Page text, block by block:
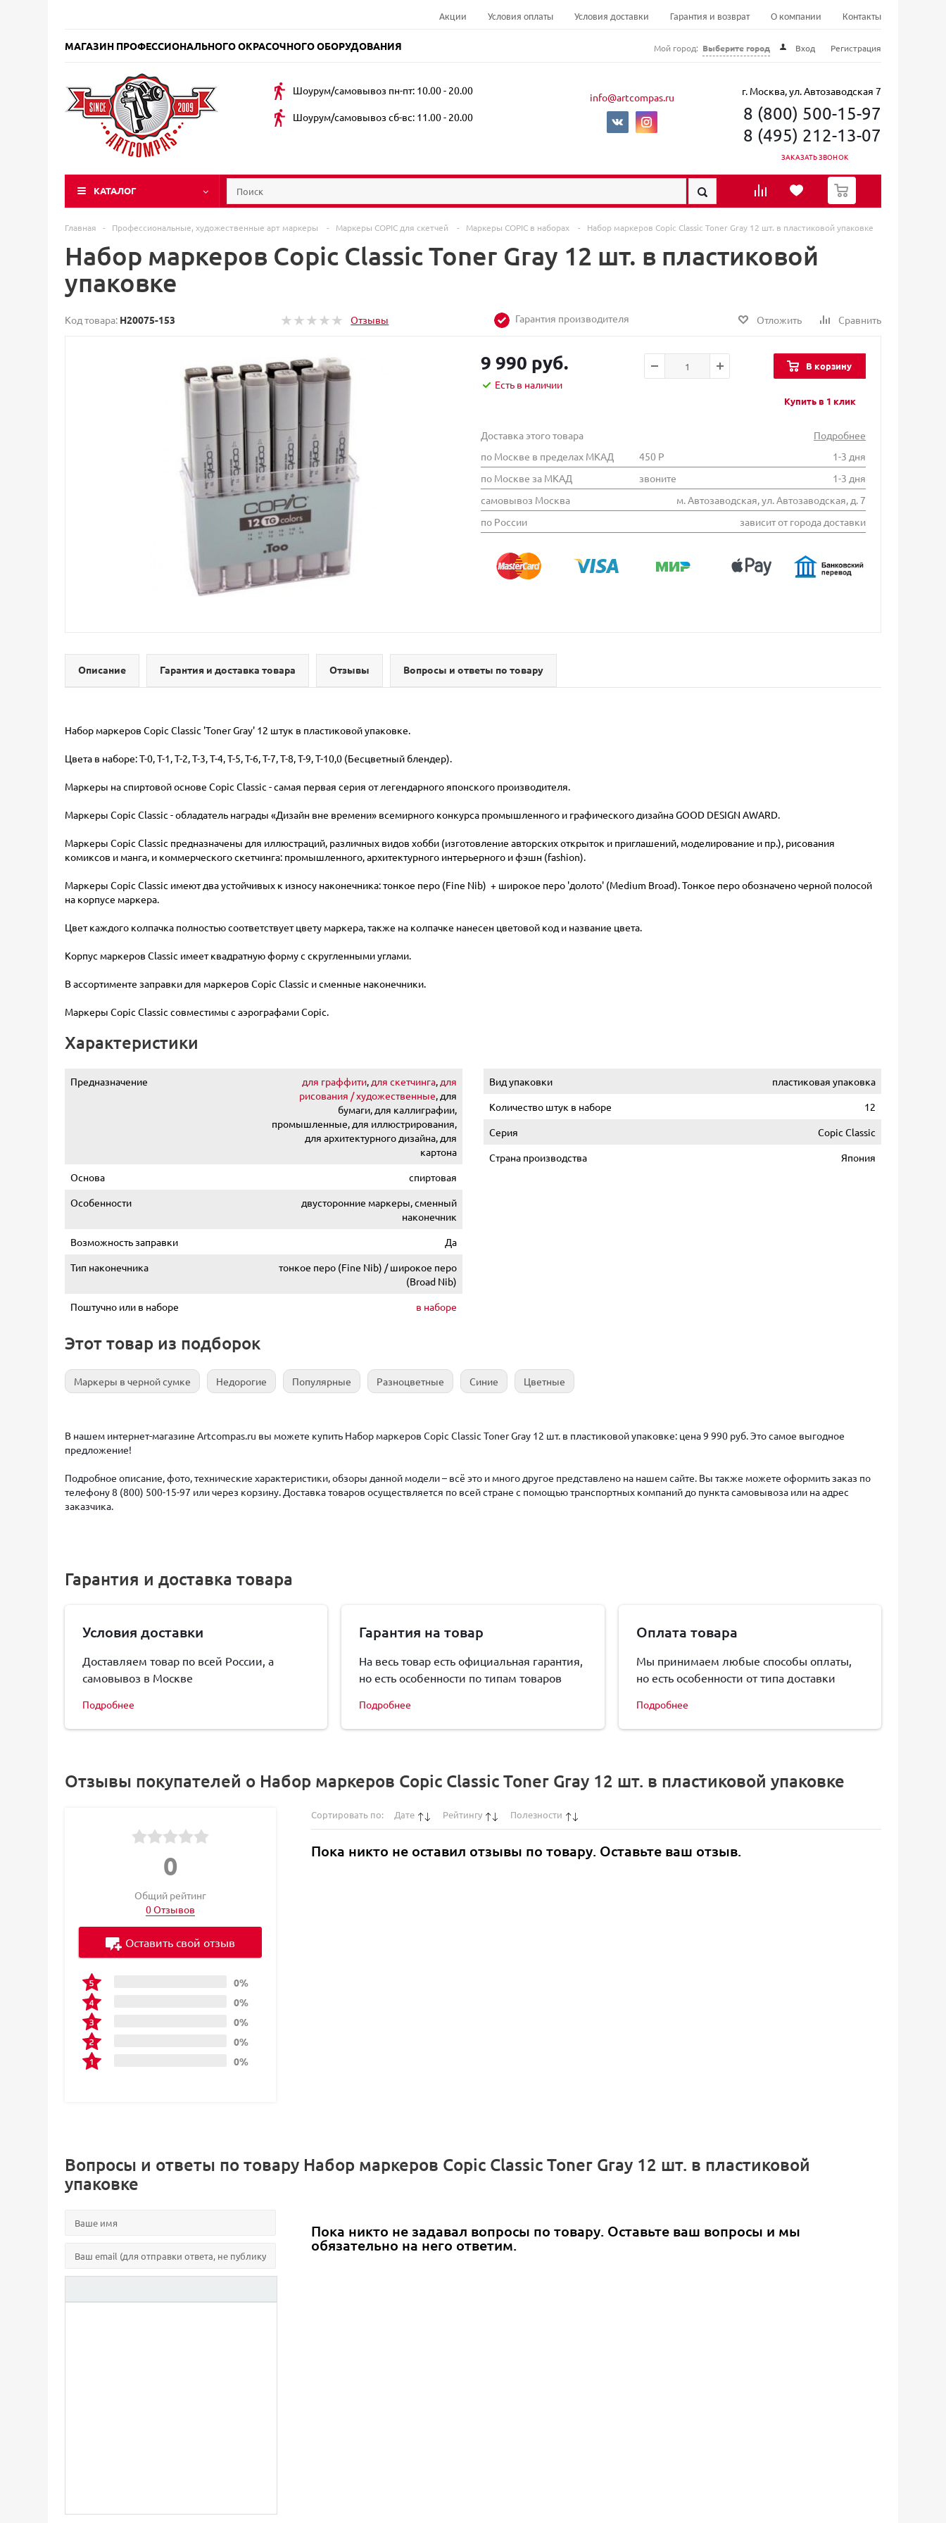
Акции Условия оплаты Условия доставки Гарантия и возврат О компании Контакты
МАГАЗИН ПРОФЕССИОНАЛЬНОГО ОКРАСОЧНОГО ОБОРУДОВАНИЯ Мой город: Выберите город Вход Регистрация
Шоурум/самовывоз пн-пт: 10.00 - 20.00
Шоурум/самовывоз сб-вс: 11.00 - 20.00
info@artcompas.ru г. Москва, ул. Автозаводская 7
8 (800) 500-15-97
8 (495) 212-13-07
ЗАКАЗАТЬ ЗВОНОК
КАТАЛОГ
0
Главная - Профессиональные, художественные арт маркеры - Маркеры COPIC для скетчей - Маркеры COPIC в наборах - Набор маркеров Copic Classic Toner Gray 12 шт. в пластиковой упаковке
Набор маркеров Copic Classic Toner Gray 12 шт. в пластиковой
упаковке
Код товара: H20075-153 Отзывы Гарантия производителя Отложить Сравнить
9 990 руб.
Есть в наличии
В корзину
Купить в 1 клик
Доставка этого товара
Подробнее
по Москве в пределах МКАД
450 Р
1-3 дня
по Москве за МКАД
звоните
1-3 дня
самовывоз Москва
м. Автозаводская, ул. Автозаводская, д. 7
по России
зависит от города доставки
Описание Гарантия и доставка товара Отзывы Вопросы и ответы по товару
Набор маркеров Copic Classic 'Toner Gray' 12 штук в пластиковой упаковке.
Цвета в наборе: T-0, T-1, T-2, T-3, T-4, T-5, T-6, T-7, T-8, T-9, T-10,0 (Бесцветный блендер).
Маркеры на спиртовой основе Copic Classic - самая первая серия от легендарного японского производителя.
Маркеры Copic Classic - обладатель награды «Дизайн вне времени» всемирного конкурса промышленного и графического дизайна GOOD DESIGN AWARD.
Маркеры Copic Classic предназначены для иллюстраций, различных видов хобби (изготовление авторских открыток и приглашений, моделирование и пр.), рисования
комиксов и манга, и коммерческого скетчинга: промышленного, архитектурного интерьерного и фэшн (fashion).
Маркеры Copic Classic имеют два устойчивых к износу наконечника: тонкое перо (Fine Nib) + широкое перо 'долото' (Medium Broad). Тонкое перо обозначено черной полосой
на корпусе маркера.
Цвет каждого колпачка полностью соответствует цвету маркера, также на колпачке нанесен цветовой код и название цвета.
Корпус маркеров Classic имеет квадратную форму с скругленными углами.
В ассортименте заправки для маркеров Copic Classic и сменные наконечники.
Маркеры Copic Classic совместимы с аэрографами Copic.
Характеристики
Предназначение для граффити, для скетчинга, для
рисования / художественные, для
бумаги, для каллиграфии,
промышленные, для иллюстрирования,
для архитектурного дизайна, для
картона
Основа
спиртовая
Особенности
двусторонние маркеры, сменный
наконечник
Возможность заправки
Да
Тип наконечника
тонкое перо (Fine Nib) / широкое перо
(Broad Nib)
Поштучно или в наборе
в наборе
Вид упаковки
пластиковая упаковка
Количество штук в наборе
12
Серия
Copic Classic
Страна производства
Япония
Этот товар из подборок
Маркеры в черной сумке Недорогие Популярные Разноцветные Синие Цветные
В нашем интернет-магазине Artcompas.ru вы можете купить Набор маркеров Copic Classic Toner Gray 12 шт. в пластиковой упаковке: цена 9 990 руб. Это самое выгодное
предложение!
Подробное описание, фото, технические характеристики, обзоры данной модели – всё это и много другое представлено на нашем сайте. Вы также можете оформить заказ по
телефону 8 (800) 500-15-97 или через корзину. Доставка товаров осуществляется по всей стране с помощью транспортных компаний до пункта самовывоза или на адрес
заказчика.
Гарантия и доставка товара
Условия доставки
Доставляем товар по всей России, а
самовывоз в Москве
Подробнее
Гарантия на товар
На весь товар есть официальная гарантия,
но есть особенности по типам товаров
Подробнее
Оплата товара
Мы принимаем любые способы оплаты,
но есть особенности от типа доставки
Подробнее
Отзывы покупателей о Набор маркеров Copic Classic Toner Gray 12 шт. в пластиковой упаковке
0
Общий рейтинг
0 Отзывов
0%
0%
0%
0%
0%
Оставить свой отзыв
Сортировать по: Дате Рейтингу Полезности
Пока никто не оставил отзывы по товару. Оставьте ваш отзыв.
Вопросы и ответы по товару Набор маркеров Copic Classic Toner Gray 12 шт. в пластиковой
упаковке
Пока никто не задавал вопросы по товару. Оставьте ваш вопросы и мы
обязательно на него ответим.